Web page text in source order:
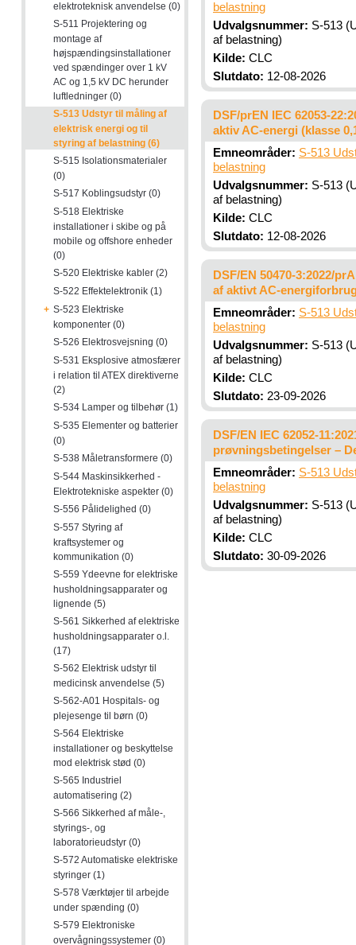
elektroteknisk anvendelse (0)
S-511 Projektering og
montage af
højspændingsinstallationer
ved spændinger over 1 kV
AC og 1,5 kV DC herunder
luftledninger (0)
S-513 Udstyr til måling af
elektrisk energi og til
styring af belastning (6)
S-515 Isolationsmaterialer
(0)
S-517 Koblingsudstyr (0)
S-518 Elektriske
installationer i skibe og på
mobile og offshore enheder
(0)
S-520 Elektriske kabler (2)
S-522 Effektelektronik (1)
+ S-523 Elektriske
komponenter (0)
S-526 Elektrosvejsning (0)
S-531 Eksplosive atmosfærer
i relation til ATEX direktiverne
(2)
S-534 Lamper og tilbehør (1)
S-535 Elementer og batterier
(0)
S-538 Måletransformere (0)
S-544 Maskinsikkerhed -
Elektrotekniske aspekter (0)
S-556 Pålidelighed (0)
S-557 Styring af
kraftsystemer og
kommunikation (0)
S-559 Ydeevne for elektriske
husholdningsapparater og
lignende (5)
S-561 Sikkerhed af elektriske
husholdningsapparater o.l.
(17)
S-562 Elektrisk udstyr til
medicinsk anvendelse (5)
S-562-A01 Hospitals- og
plejesenge til børn (0)
S-564 Elektriske
installationer og beskyttelse
mod elektrisk stød (0)
S-565 Industriel
automatisering (2)
S-566 Sikkerhed af måle-,
styrings-, og
laboratorieudstyr (0)
S-572 Automatiske elektriske
styringer (1)
S-578 Værktøjer til arbejde
under spænding (0)
S-579 Elektroniske
overvågningssystemer (0)
belastning
Udvalgsnummer: S-513
af belastning)
Kilde: CLC
Slutdato: 12-08-2026
DSF/prEN IEC 62053-
aktiv AC-energi (klasse
Emneområder: S-513
belastning
Udvalgsnummer: S-513
af belastning)
Kilde: CLC
Slutdato: 12-08-2026
DSF/EN 50470-3:2022/
af aktivt AC-
Emneområder: S-513
belastning
Udvalgsnummer: S-513
af belastning)
Kilde: CLC
Slutdato: 23-09-2026
DSF/EN IEC 62052-
prøvningsbetingelser –
Emneområder: S-513
belastning
Udvalgsnummer: S-513
af belastning)
Kilde: CLC
Slutdato: 30-09-2026